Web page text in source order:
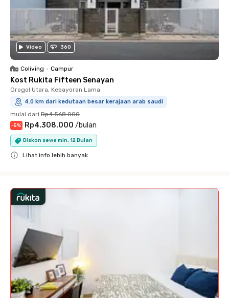
Video 360
Coliving • Campur
Kost Rukita Fifteen Senayan
Grogol Utara, Kebayoran Lama
4.0 km dari kedutaan besar kerajaan arab saudi
mulai dari Rp4.568.000
-5% Rp4.308.000 /bulan
Diskon sewa min. 12 Bulan
Lihat info lebih banyak